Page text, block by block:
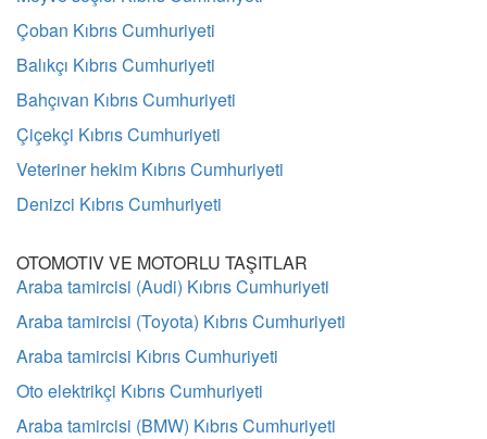
Çoban Kıbrıs Cumhuriyeti
Balıkçı Kıbrıs Cumhuriyeti
Bahçıvan Kıbrıs Cumhuriyeti
Çiçekçi Kıbrıs Cumhuriyeti
Veteriner hekim Kıbrıs Cumhuriyeti
Denizci Kıbrıs Cumhuriyeti
OTOMOTIV VE MOTORLU TAŞITLAR
Araba tamircisi (Audi) Kıbrıs Cumhuriyeti
Araba tamircisi (Toyota) Kıbrıs Cumhuriyeti
Araba tamircisi Kıbrıs Cumhuriyeti
Oto elektrikçi Kıbrıs Cumhuriyeti
Araba tamircisi (BMW) Kıbrıs Cumhuriyeti